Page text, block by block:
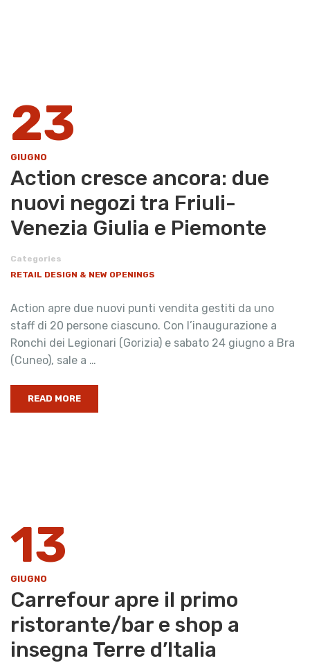
23
GIUGNO
Action cresce ancora: due
nuovi negozi tra Friuli-
Venezia Giulia e Piemonte
Categories
RETAIL DESIGN & NEW OPENINGS
Action apre due nuovi punti vendita gestiti da uno
staff di 20 persone ciascuno. Con l’inaugurazione a
Ronchi dei Legionari (Gorizia) e sabato 24 giugno a Bra
(Cuneo), sale a …
READ MORE
13
GIUGNO
Carrefour apre il primo
ristorante/bar e shop a
insegna Terre d’Italia